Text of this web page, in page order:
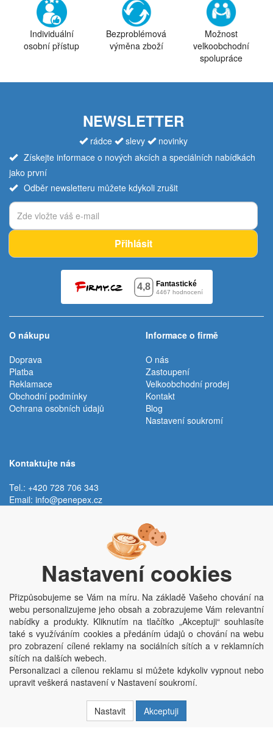
Individuální
osobní přístup
Bezproblémová
výměna zboží
Možnost
velkoobchodní
spolupráce
NEWSLETTER
rádce slevy
novinky
Získejte informace o nových akcích a speciálních nabídkách
jako první
Odběr newsletteru můžete kdykoli zrušit
Přihlásit
O nákupu
Doprava
Platba
Reklamace
Obchodní podmínky
Ochrana osobních údajů
Informace o firmě
O nás
Zastoupení
Velkoobchodní prodej
Kontakt
Blog
Nastavení soukromí
Kontaktujte nás
Tel.: +420 728 706 343
Email: info@penepex.cz
Trávník 2076, 686 03 Staré Město
Copyright © Penepex s.r.o. 2025, powered byABRA E-shop
Penepex s.r.o., Za Špicí 1798, 686 03 Staré Město; IČO: 03220923; DIČ:
CZ03220923; zápis do obchodního rejstříku dne 22. 7. 2014, krajský soud v
Brně oddíl C, vložka 84002
Nastavení cookies
Přizpůsobujeme se Vám na míru. Na základě Vašeho chování na
webu personalizujeme jeho obsah a zobrazujeme Vám relevantní
nabídky a produkty. Kliknutím na tlačítko „Akceptuji“ souhlasíte
také s využíváním cookies a předáním údajů o chování na webu
pro zobrazení cílené reklamy na sociálních sítích a v reklamních
sítích na dalších webech.
Personalizaci a cílenou reklamu si můžete kdykoliv vypnout nebo
upravit veškerá nastavení v Nastavení soukromí.
Nastavit Akceptuji